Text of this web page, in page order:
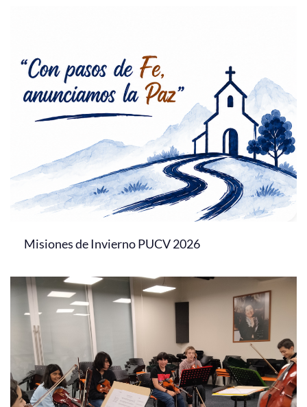
Misiones de Invierno PUCV 2026